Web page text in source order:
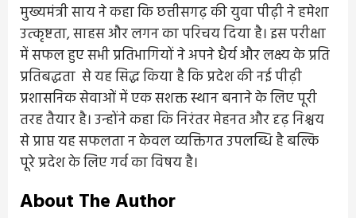
मुख्यमंत्री साय ने कहा कि छत्तीसगढ़ की युवा पीढ़ी ने हमेशा
उत्कृष्टता, साहस और लगन का परिचय दिया है। इस परीक्षा
में सफल हुए सभी प्रतिभागियों ने अपने धैर्य और लक्ष्य के प्रति
प्रतिबद्धता से यह सिद्ध किया है कि प्रदेश की नई पीढ़ी
प्रशासनिक सेवाओं में एक सशक्त स्थान बनाने के लिए पूरी
तरह तैयार है। उन्होंने कहा कि निरंतर मेहनत और दृढ़ निश्चय
से प्राप्त यह सफलता न केवल व्यक्तिगत उपलब्धि है बल्कि
पूरे प्रदेश के लिए गर्व का विषय है।
About The Author